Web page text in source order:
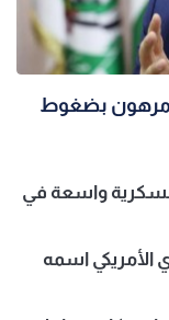
مرهون بضغوط
عسكرية واسعة في
الأمريكي اسمه